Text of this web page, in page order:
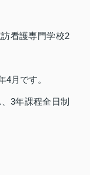
看護専門学校2
4月です。
3年課程全日制